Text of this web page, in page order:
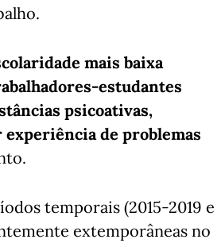
mais baixa
estudantes
psicoativas,
de problemas
temporais (2015-2019 e
extemporâneas no